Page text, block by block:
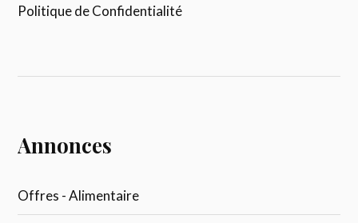
Politique de Confidentialité
Annonces
Offres - Alimentaire